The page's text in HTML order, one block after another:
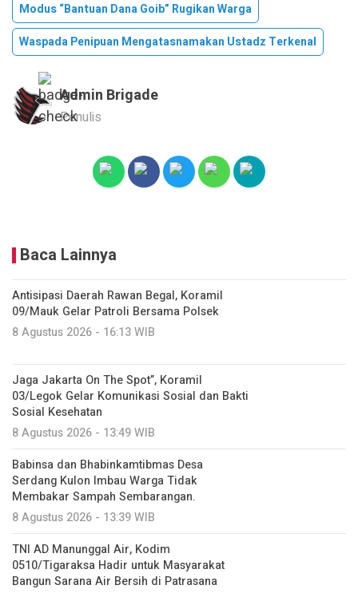
Modus “Bantuan Dana Goib” Rugikan Warga
Waspada Penipuan Mengatasnamakan Ustadz Terkenal
Admin Brigade
Penulis
Baca Lainnya
Antisipasi Daerah Rawan Begal, Koramil
09/Mauk Gelar Patroli Bersama Polsek
8 Agustus 2026 - 16:13 WIB
Jaga Jakarta On The Spot”, Koramil
03/Legok Gelar Komunikasi Sosial dan Bakti
Sosial Kesehatan
8 Agustus 2026 - 13:49 WIB
Babinsa dan Bhabinkamtibmas Desa
Serdang Kulon Imbau Warga Tidak
Membakar Sampah Sembarangan.
8 Agustus 2026 - 13:39 WIB
TNI AD Manunggal Air, Kodim
0510/Tigaraksa Hadir untuk Masyarakat
Bangun Sarana Air Bersih di Patrasana